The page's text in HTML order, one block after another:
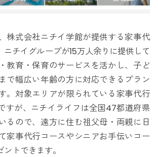
株式会社ニチイ学館が提供する家事代
ニチイグループが15万人余りに提供して
教育・保育のサービスを活かし、子ど
で幅広い年齢の方に対応できるプラン
。対象エリアが限られている家事代行
すが、ニチイライフは全国47都道府県
るので、遠方に住む祖父母・両親に日
家事代行コースやシニアお手伝いコー
トできます。